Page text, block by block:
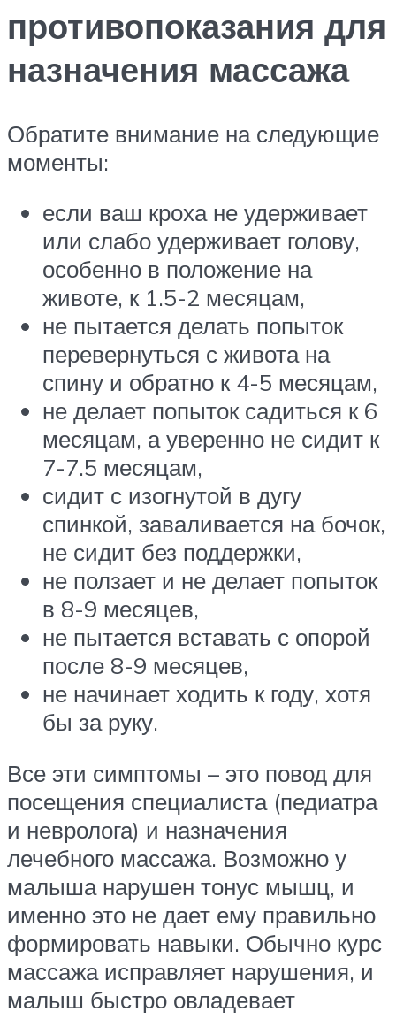
противопоказания для
назначения массажа
Обратите внимание на следующие
моменты:
если ваш кроха не удерживает
или слабо удерживает голову,
особенно в положение на
животе, к 1.5-2 месяцам,
не пытается делать попыток
перевернуться с живота на
спину и обратно к 4-5 месяцам,
не делает попыток садиться к 6
месяцам, а уверенно не сидит к
7-7.5 месяцам,
сидит с изогнутой в дугу
спинкой, заваливается на бочок,
не сидит без поддержки,
не ползает и не делает попыток
в 8-9 месяцев,
не пытается вставать с опорой
после 8-9 месяцев,
не начинает ходить к году, хотя
бы за руку.
Все эти симптомы – это повод для
посещения специалиста (педиатра
и невролога) и назначения
лечебного массажа. Возможно у
малыша нарушен тонус мышц, и
именно это не дает ему правильно
формировать навыки. Обычно курс
массажа исправляет нарушения, и
малыш быстро овладевает